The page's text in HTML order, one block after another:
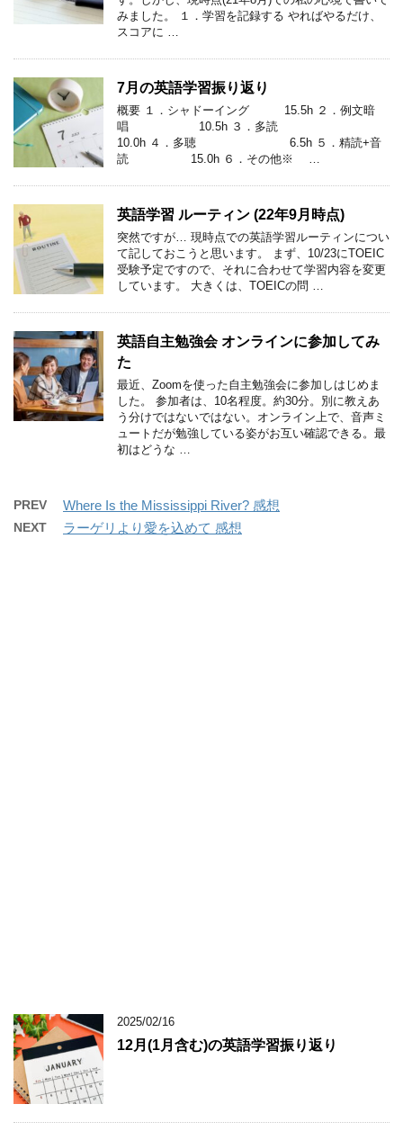
みました。 １．学習を記録する やればやるだけ、
スコアに …
7月の英語学習振り返り
概要 １．シャドーイング 15.5h ２．例文暗
唱 10.5h ３．多読
10.0h ４．多聴 6.5h ５．精読+音
読 15.0h ６．その他※ …
英語学習 ルーティン (22年9月時点)
突然ですが… 現時点での英語学習ルーティンについ
て記しておこうと思います。 まず、10/23にTOEIC
受験予定ですので、それに合わせて学習内容を変更
しています。 大きくは、TOEICの問 …
英語自主勉強会 オンラインに参加してみ
た
最近、Zoomを使った自主勉強会に参加しはじめま
した。 参加者は、10名程度。約30分。別に教えあ
う分けではないではない。オンライン上で、音声ミ
ュートだが勉強している姿がお互い確認できる。最
初はどうな …
PREV Where Is the Mississippi River? 感想
NEXT ラーゲリより愛を込めて 感想
2025/02/16
12月(1月含む)の英語学習振り返り